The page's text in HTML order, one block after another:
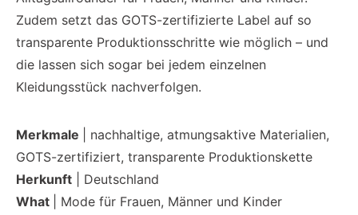
Zudem setzt das GOTS-zertifizierte Label auf so
transparente Produktionsschritte wie möglich – und
die lassen sich sogar bei jedem einzelnen
Kleidungsstück nachverfolgen.
Merkmale
| nachhaltige, atmungsaktive Materialien,
GOTS-zertifiziert, transparente Produktionskette
Herkunft | Deutschland
What
| Mode für Frauen, Männer und Kinder